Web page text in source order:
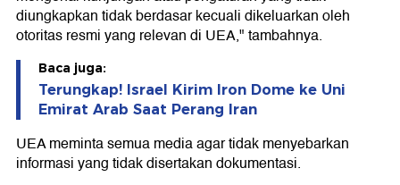
diungkapkan tidak berdasar kecuali dikeluarkan oleh
otoritas resmi yang relevan di UEA," tambahnya.
Baca juga:
Terungkap! Israel Kirim Iron Dome ke Uni
Emirat Arab Saat Perang Iran
UEA meminta semua media agar tidak menyebarkan
informasi yang tidak disertakan dokumentasi.